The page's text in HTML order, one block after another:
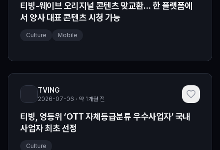
티빙-웨이브 오리지널 콘텐츠 맞교환… 한 플랫폼에
서 양사 대표 콘텐츠 시청 가능
Culture Mobile
TVING
2026-07-06 · 약 1개월 전
티빙, 영등위 ‘OTT 자체등급분류 우수사업자’ 국내
사업자 최초 선정
Culture